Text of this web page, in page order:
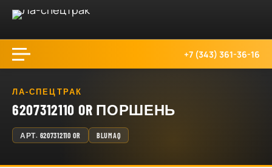
+7 (343) 361-36-16
ЛА-СПЕЦТРАК
6207312110 OR ПОРШЕНЬ
АРТ. 6207312110 OR BLUMAQ